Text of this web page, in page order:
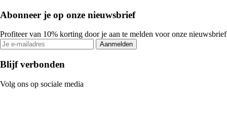
Abonneer je op onze nieuwsbrief
Profiteer van 10% korting door je aan te melden voor onze nieuwsbrief
Aanmelden
Blijf verbonden
Volg ons op sociale media